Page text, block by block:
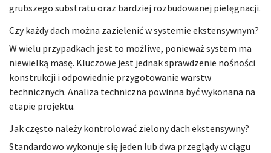
grubszego substratu oraz bardziej rozbudowanej pielęgnacji.
Czy każdy dach można zazielenić w systemie ekstensywnym?
W wielu przypadkach jest to możliwe, ponieważ system ma
niewielką masę. Kluczowe jest jednak sprawdzenie nośności
konstrukcji i odpowiednie przygotowanie warstw
technicznych. Analiza techniczna powinna być wykonana na
etapie projektu.
Jak często należy kontrolować zielony dach ekstensywny?
Standardowo wykonuje się jeden lub dwa przeglądy w ciągu